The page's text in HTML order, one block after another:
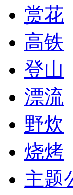
赏花
高铁
登山
漂流
野炊
烧烤
主题